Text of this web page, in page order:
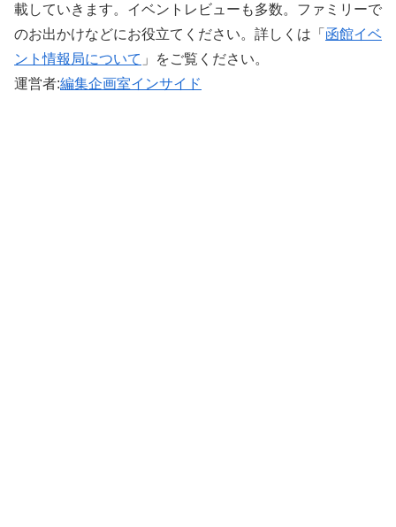
載していきます。イベントレビューも多数。ファミリーで
のお出かけなどにお役立てください。詳しくは「 函館イベ
ント情報局について 」をご覧ください。 ‎
運営者:編集企画室インサイド